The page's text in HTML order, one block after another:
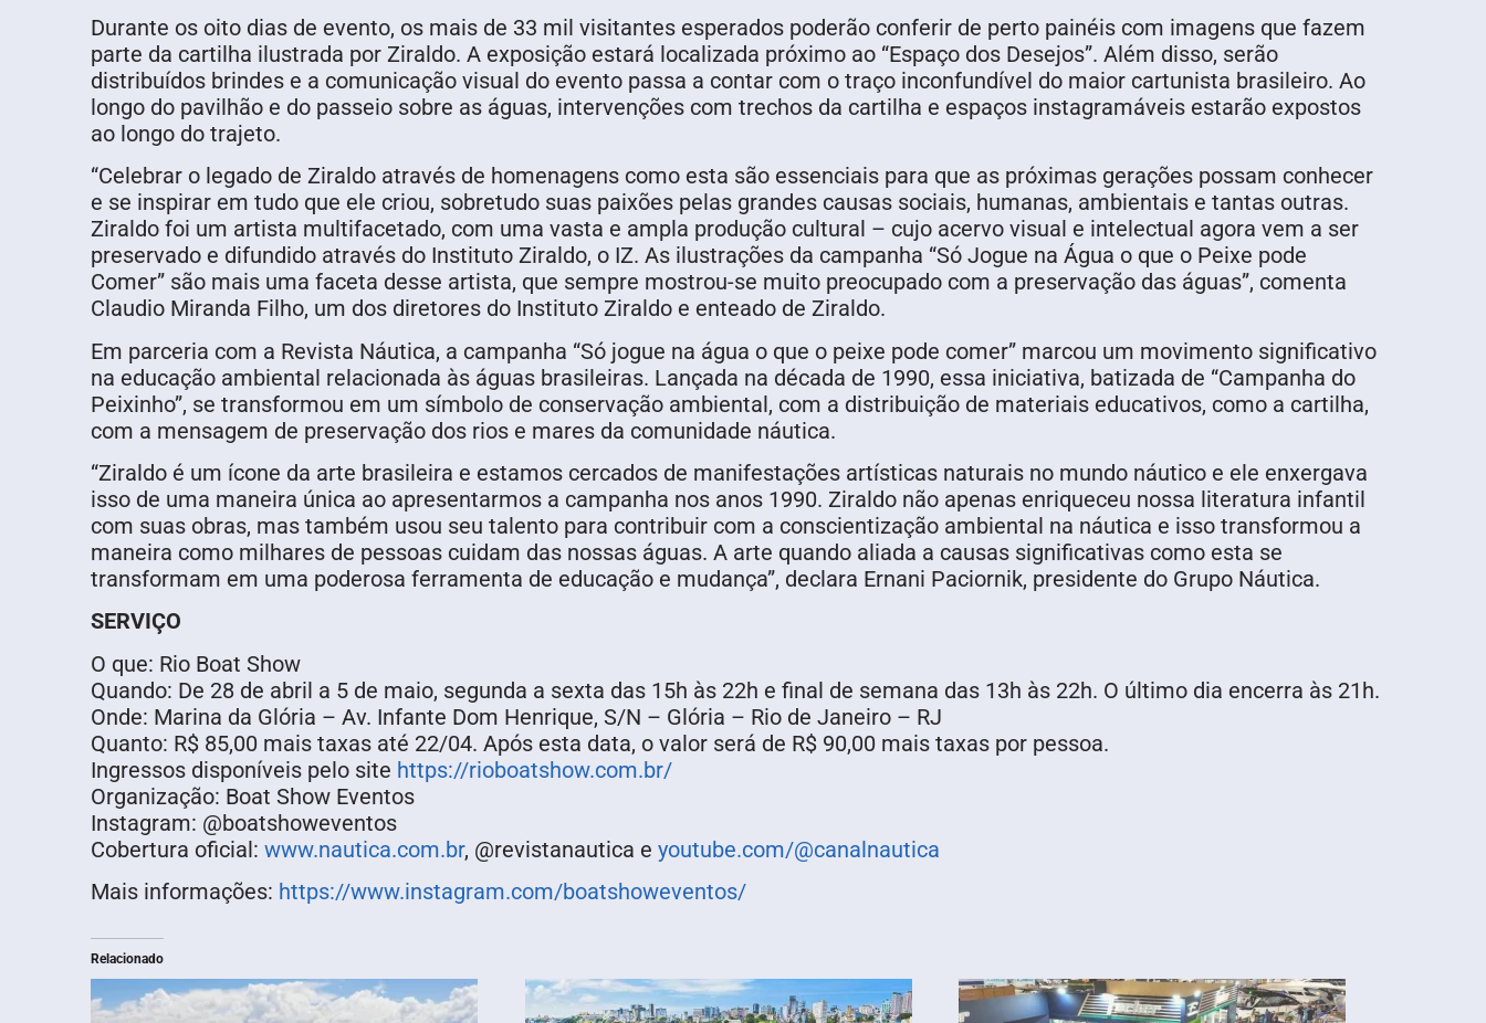
Durante os oito dias de evento, os mais de 33 mil visitantes esperados poderão conferir de perto painéis com imagens que fazem
parte da cartilha ilustrada por Ziraldo. A exposição estará localizada próximo ao “Espaço dos Desejos”. Além disso, serão
distribuídos brindes e a comunicação visual do evento passa a contar com o traço inconfundível do maior cartunista brasileiro. Ao
longo do pavilhão e do passeio sobre as águas, intervenções com trechos da cartilha e espaços instagramáveis estarão expostos
ao longo do trajeto.
“Celebrar o legado de Ziraldo através de homenagens como esta são essenciais para que as próximas gerações possam conhecer
e se inspirar em tudo que ele criou, sobretudo suas paixões pelas grandes causas sociais, humanas, ambientais e tantas outras.
Ziraldo foi um artista multifacetado, com uma vasta e ampla produção cultural – cujo acervo visual e intelectual agora vem a ser
preservado e difundido através do Instituto Ziraldo, o IZ. As ilustrações da campanha “Só Jogue na Água o que o Peixe pode
Comer” são mais uma faceta desse artista, que sempre mostrou-se muito preocupado com a preservação das águas”, comenta
Claudio Miranda Filho, um dos diretores do Instituto Ziraldo e enteado de Ziraldo.
Em parceria com a Revista Náutica, a campanha “Só jogue na água o que o peixe pode comer” marcou um movimento significativo
na educação ambiental relacionada às águas brasileiras. Lançada na década de 1990, essa iniciativa, batizada de “Campanha do
Peixinho”, se transformou em um símbolo de conservação ambiental, com a distribuição de materiais educativos, como a cartilha,
com a mensagem de preservação dos rios e mares da comunidade náutica.
“Ziraldo é um ícone da arte brasileira e estamos cercados de manifestações artísticas naturais no mundo náutico e ele enxergava
isso de uma maneira única ao apresentarmos a campanha nos anos 1990. Ziraldo não apenas enriqueceu nossa literatura infantil
com suas obras, mas também usou seu talento para contribuir com a conscientização ambiental na náutica e isso transformou a
maneira como milhares de pessoas cuidam das nossas águas. A arte quando aliada a causas significativas como esta se
transformam em uma poderosa ferramenta de educação e mudança”, declara Ernani Paciornik, presidente do Grupo Náutica.
SERVIÇO
O que: Rio Boat Show
Quando: De 28 de abril a 5 de maio, segunda a sexta das 15h às 22h e final de semana das 13h às 22h. O último dia encerra às 21h.
Onde: Marina da Glória – Av. Infante Dom Henrique, S/N – Glória – Rio de Janeiro – RJ
Quanto: R$ 85,00 mais taxas até 22/04. Após esta data, o valor será de R$ 90,00 mais taxas por pessoa.
Ingressos disponíveis pelo site https://rioboatshow.com.br/
Organização: Boat Show Eventos
Instagram: @boatshoweventos
Cobertura oficial: www.nautica.com.br, @revistanautica e youtube.com/@canalnautica
Mais informações: https://www.instagram.com/boatshoweventos/
Relacionado